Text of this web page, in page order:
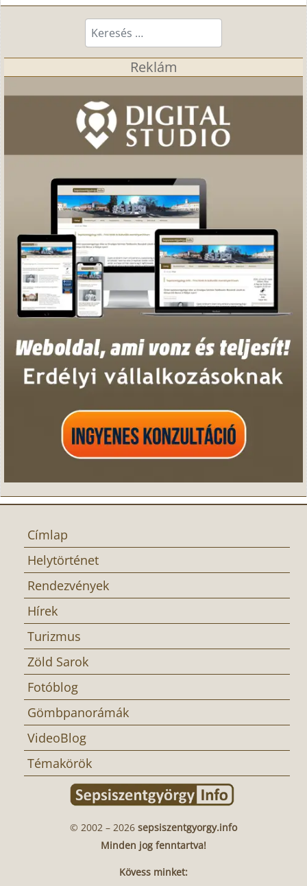
Keresés...
Reklám
Címlap
Helytörténet
Rendezvények
Hírek
Turizmus
Zöld Sarok
Fotóblog
Gömbpanorámák
VideoBlog
Témakörök
© 2002 – 2026 sepsiszentgyorgy.info
Minden jog fenntartva!
Kövess minket: